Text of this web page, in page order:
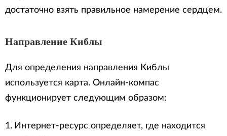
достаточно взять правильное намерение сердцем.
Направление Киблы
Для определения направления Киблы
используется карта. Онлайн-компас
функционирует следующим образом:
Интернет-ресурс определяет, где находится